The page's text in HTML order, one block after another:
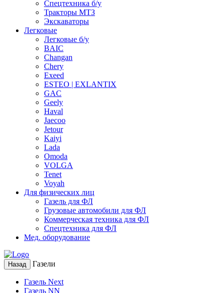
Спецтехника б/у
Тракторы МТЗ
Экскаваторы
Легковые
Легковые б/у
BAIC
Changan
Chery
Exeed
ESTEO | EXLANTIX
GAC
Geely
Haval
Jaecoo
Jetour
Kaiyi
Lada
Omoda
VOLGA
Tenet
Voyah
Для физических лиц
Газель для ФЛ
Грузовые автомобили для ФЛ
Коммерческая техника для ФЛ
Спецтехника для ФЛ
Мед. оборудование
Назад Газели
Газель Next
Газель NN